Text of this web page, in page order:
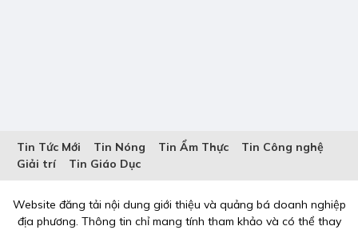
Tin Tức Mới Tin Nóng Tin Ẩm Thực
Tin Công nghệ
Giải trí
Tin Giáo Dục
Website đăng tải nội dung giới thiệu và quảng bá doanh nghiệp
địa phương. Thông tin chỉ mang tính tham khảo và có thể thay